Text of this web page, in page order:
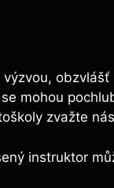
mohou
zvažte
instruktor